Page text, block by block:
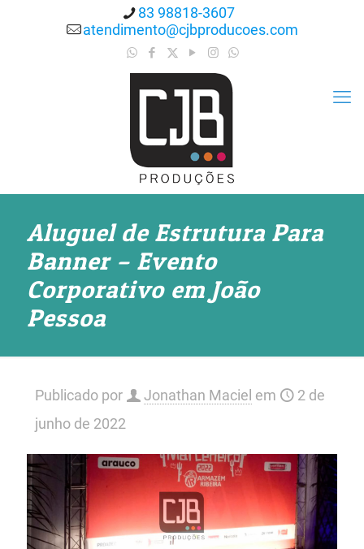
83 98818-3607
atendimento@cjbproducoes.com
Aluguel de Estrutura Para
Banner – Evento
Corporativo em João
Pessoa
Publicado por Jonathan Maciel em
2 de
junho de 2022